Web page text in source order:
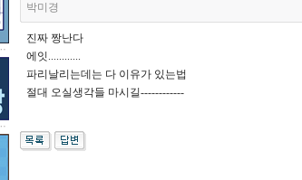
박미경
진짜 짱난다
에잇............
파리날리는데는 다 이유가 있는법
절대 오실생각들 마시길------------